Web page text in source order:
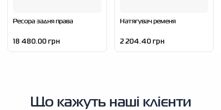
Ресора задня права
18 480.00 грн
Натягувач ременя
2 204.40 грн
Що кажуть наші клієнти